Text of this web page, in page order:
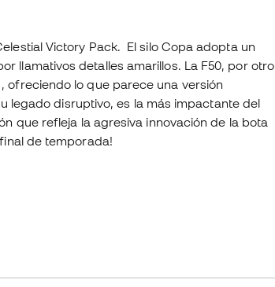
Victory Pack. El silo Copa adopta un
llamativos detalles amarillos. La F50, por otro
ofreciendo lo que parece una versión
legado disruptivo, es la más impactante del
que refleja la agresiva innovación de la bota
de temporada!